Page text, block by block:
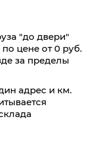
"до двери"
цене от 0 руб.
за пределы
адрес и км.